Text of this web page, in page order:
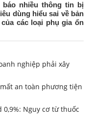
báo nhiều thông tin bị
dùng hiểu sai về bản
các loại phụ gia ổn
nghiệp phải xây
an toàn phương tiện
Nguy cơ từ thuốc